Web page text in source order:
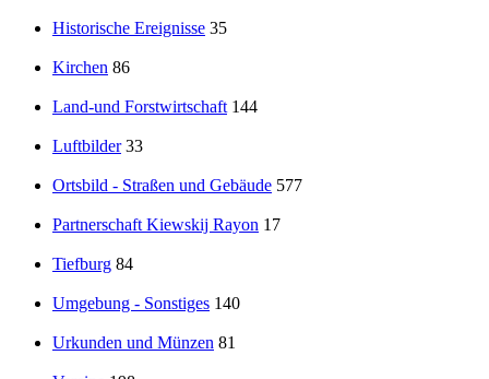
Historische Ereignisse 35
Kirchen 86
Land-und Forstwirtschaft 144
Luftbilder 33
Ortsbild - Straßen und Gebäude 577
Partnerschaft Kiewskij Rayon 17
Tiefburg 84
Umgebung - Sonstiges 140
Urkunden und Münzen 81